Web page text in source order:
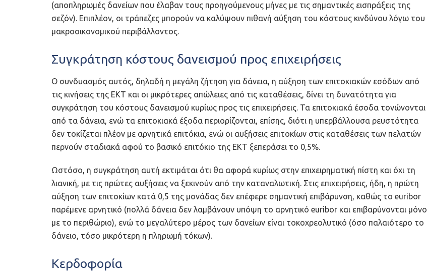
(αποπληρωμές δανείων που έλαβαν τους προηγούμενους μήνες με τις σημαντικές εισπράξεις της
σεζόν). Επιπλέον, οι τράπεζες μπορούν να καλύψουν πιθανή αύξηση του κόστους κινδύνου λόγω του
μακροοικονομικού περιβάλλοντος.
Συγκράτηση κόστους δανεισμού προς επιχειρήσεις
Ο συνδυασμός αυτός, δηλαδή η μεγάλη ζήτηση για δάνεια, η αύξηση των επιτοκιακών εσόδων από
τις κινήσεις της ΕΚΤ και οι μικρότερες απώλειες από τις καταθέσεις, δίνει τη δυνατότητα για
συγκράτηση του κόστους δανεισμού κυρίως προς τις επιχειρήσεις. Τα επιτοκιακά έσοδα τονώνονται
από τα δάνεια, ενώ τα επιτοκιακά έξοδα περιορίζονται, επίσης, διότι η υπερβάλλουσα ρευστότητα
δεν τοκίζεται πλέον με αρνητικά επιτόκια, ενώ οι αυξήσεις επιτοκίων στις καταθέσεις των πελατών
περνούν σταδιακά αφού το βασικό επιτόκιο της ΕΚΤ ξεπεράσει το 0,5%.
Ωστόσο, η συγκράτηση αυτή εκτιμάται ότι θα αφορά κυρίως στην επιχειρηματική πίστη και όχι τη
λιανική, με τις πρώτες αυξήσεις να ξεκινούν από την καταναλωτική. Στις επιχειρήσεις, ήδη, η πρώτη
αύξηση των επιτοκίων κατά 0,5 της μονάδας δεν επέφερε σημαντική επιβάρυνση, καθώς το euribor
παρέμενε αρνητικό (πολλά δάνεια δεν λαμβάνουν υπόψη το αρνητικό euribor και επιβαρύνονται μόνο
με το περιθώριο), ενώ το μεγαλύτερο μέρος των δανείων είναι τοκοχρεολυτικό (όσο παλαιότερο το
δάνειο, τόσο μικρότερη η πληρωμή τόκων).
Κερδοφορία